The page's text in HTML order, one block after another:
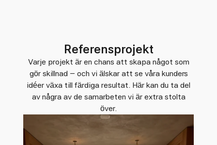
Referensprojekt
Varje projekt är en chans att skapa något som
gör skillnad – och vi älskar att se våra kunders
idéer växa till färdiga resultat. Här kan du ta del
av några av de samarbeten vi är extra stolta
över.